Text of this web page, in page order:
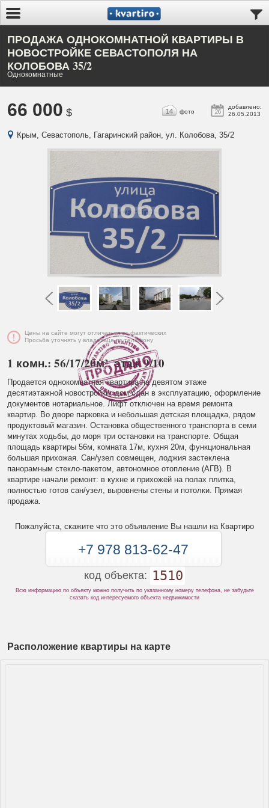
ПРОДАЖА ОДНОКОМНАТНОЙ КВАРТИРЫ В
НОВОСТРОЙКЕ СЕВАСТОПОЛЯ НА
КОЛОБОВА 35/2
Однокомнатные
66 000 $ 26
добавлено:
26.05.2013
14 фото
Крым, Севастополь, Гагаринский район, ул. Колобова, 35/2
Цены на сайте могут отличаться от фактических
Просьба уточнять у владельца по телефону
1 комн.: 56/17/20м², этаж 9/10
Продается однокомнатная квартира на девятом этаже
десятиэтажной новостройки, дом сдан в эксплуатацию, оформление
документов нотариальное. Лифт отключен на время ремонта
квартир. Во дворе парковка и небольшая детская площадка, рядом
продуктовый магазин. Остановка общественного транспорта в семи
минутах ходьбы, до моря три остановки на транспорте. Общая
площадь квартиры 56м, комната 17м, кухня 20м, функциональная
большая прихожая. Сан/узел совмещен, лоджия застеклена
панорамным стекло-пакетом, автономное отопление (АГВ). В
квартире начали ремонт: в кухне и прихожей на полах плитка,
полностью готов сан/узел, выровнены стены и потолки. Прямая
продажа.
Пожалуйста, скажите что это объявление Вы нашли на Квартиро
+7 978 813-62-47
код объекта: 1510
Всю информацию по объекту можно получить по указанному номеру телефона, не забудьте
сказать код интересуемого объекта недвижимости
Расположение квартиры на карте